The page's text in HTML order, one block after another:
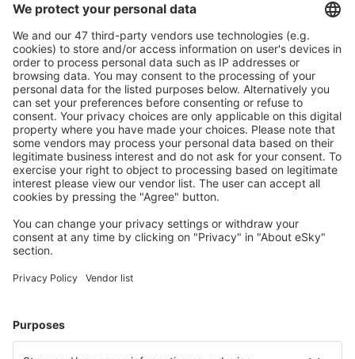
Rezervare fără griji cu opțiune gratuită de anulare.
Economiseşte mai mult
Prețuri atractive și oferte speciale pentru utilizatorii
conectați.
Cazarea preferată
Alege din peste 1,3 mil. de opţiuni: hoteluri, cabane,
apartamente și altele.
Cele mai căutate hoteluri de către utilizatorii eSky
Hoteluri în Spania - Orașe populare
Hoteluri în Barcelona